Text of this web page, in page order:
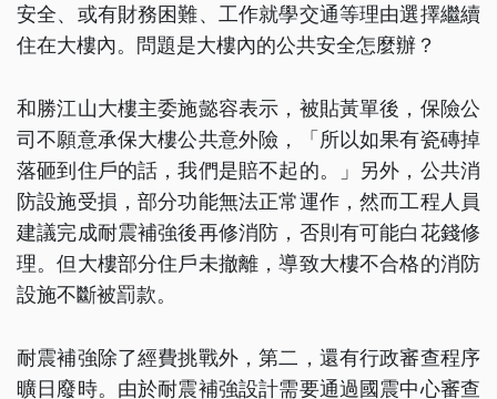
安全、或有財務困難、工作就學交通等理由選擇繼續
住在大樓內。問題是大樓內的公共安全怎麼辦？
和勝江山大樓主委施懿容表示，被貼黃單後，保險公
司不願意承保大樓公共意外險，「所以如果有瓷磚掉
落砸到住戶的話，我們是賠不起的。」另外，公共消
防設施受損，部分功能無法正常運作，然而工程人員
建議完成耐震補強後再修消防，否則有可能白花錢修
理。但大樓部分住戶未撤離，導致大樓不合格的消防
設施不斷被罰款。
耐震補強除了經費挑戰外，第二，還有行政審查程序
曠日廢時。由於耐震補強設計需要通過國震中心審查